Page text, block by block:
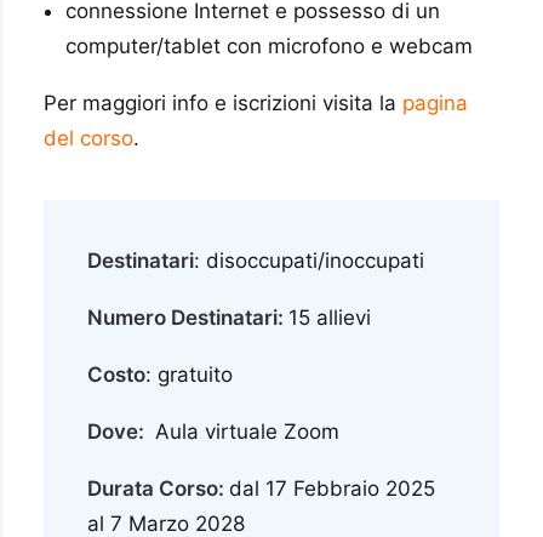
connessione Internet e possesso di un
computer/tablet con microfono e webcam
Per maggiori info e iscrizioni visita la pagina
del corso.
Destinatari: disoccupati/inoccupati
Numero Destinatari: 15 allievi
Costo: gratuito
Dove: Aula virtuale Zoom
Durata Corso: dal 17 Febbraio 2025
al 7 Marzo 2028